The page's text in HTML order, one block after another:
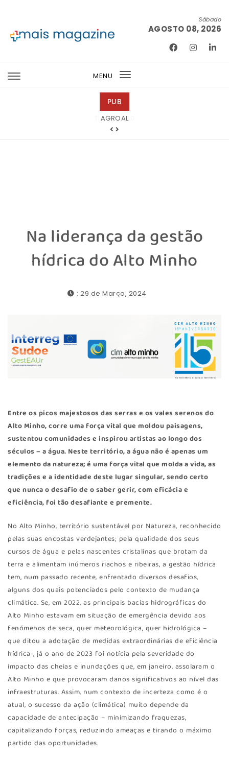
Sábado
AGOSTO 08, 2026
MENU
Toggle
PUB
Tintas 2000
Na liderança da gestão
hídrica do Alto Minho
: 29 de Março, 2024
Entre os picos majestosos das serras e os vales serenos do
Alto Minho, corre uma força vital que moldou paisagens,
sustentou comunidades e inspirou artistas ao longo dos
séculos – a água. Neste território, a água não é apenas um
elemento da natureza; é uma força vital que molda a vida, as
tradições e a identidade deste lugar singular, sendo certo
que nunca o desafio de o saber gerir, com eficácia e
eficiência, foi tão desafiante e premente.
No Alto Minho, território sustentável por Natureza, reconhecido
pelas suas encostas verdejantes; pela qualidade dos seus
cursos de água e pelas nascentes cristalinas que brotam da
terra e alimentam inúmeros riachos e ribeiras, a gestão hídrica
tem, num passado recente, enfrentado diversos desafios,
alguns dos quais potenciados pelo contexto de mudança
climática. Se, em 2022, as principais bacias hidrográficas do
Alto Minho estavam em situação de emergência devido aos
fenómenos de seca, quer meteorológica, quer hidrológica –
que ditou a adotação de medidas extraordinárias de eficiência
hídrica-, já o ano de 2023 foi notícia pela severidade do
impacto das cheias e inundações que, em janeiro, assolaram o
Alto Minho e que provocaram danos significativos ao nível das
infraestruturas. Assim, num contexto de incerteza como é o
atual, o sucesso da ação (climática) muito depende da
capacidade de antecipação – minimizando fraquezas,
capitalizando forças, reduzindo ameaças e tirando o máximo
partido das oportunidades.